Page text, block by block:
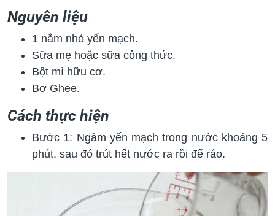
Nguyên liệu
1 nắm nhỏ yến mạch.
Sữa mẹ hoặc sữa công thức.
Bột mì hữu cơ.
Bơ Ghee.
Cách thực hiện
Bước 1: Ngâm yến mạch trong nước khoảng 5
phút, sau đó trút hết nước ra rồi để ráo.